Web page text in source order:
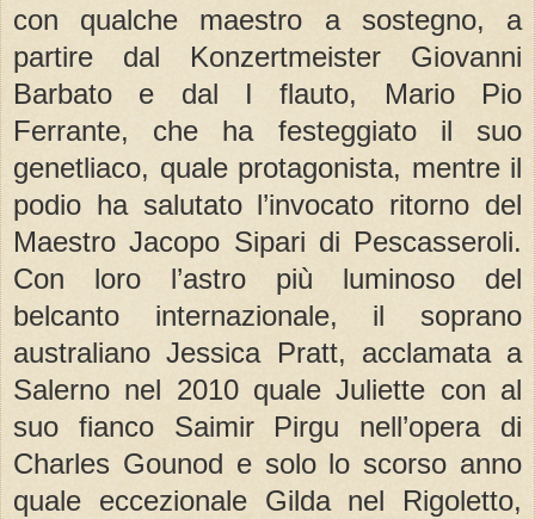
con qualche maestro a sostegno, a
partire dal Konzertmeister Giovanni
Barbato e dal I flauto, Mario Pio
Ferrante, che ha festeggiato il suo
genetliaco, quale protagonista, mentre il
podio ha salutato l’invocato ritorno del
Maestro Jacopo Sipari di Pescasseroli.
Con loro l’astro più luminoso del
belcanto internazionale, il soprano
australiano Jessica Pratt, acclamata a
Salerno nel 2010 quale Juliette con al
suo fianco Saimir Pirgu nell’opera di
Charles Gounod e solo lo scorso anno
quale eccezionale Gilda nel Rigoletto,